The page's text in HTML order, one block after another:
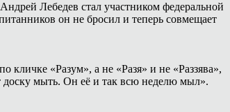
Лебедев стал участником федеральной
он не бросил и теперь совмещает
кличке «Разум», а не «Разя» и не «Раззява»,
доску мыть. Он её и так всю неделю мыл».